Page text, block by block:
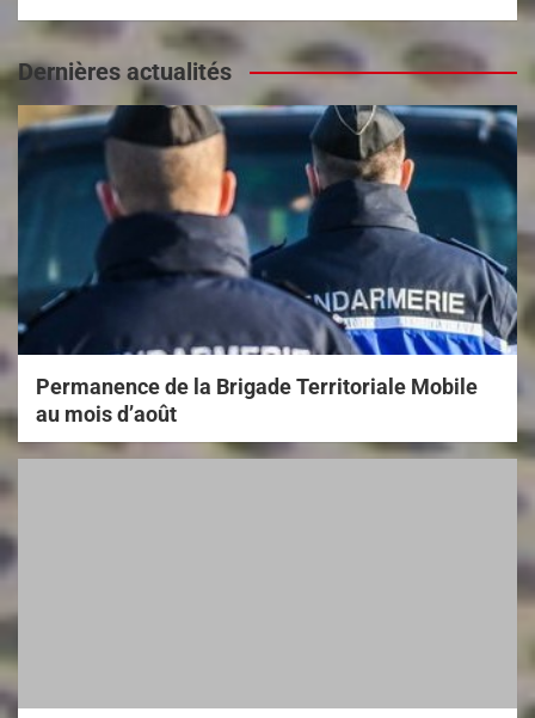
Dernières actualités
Permanence de la Brigade Territoriale Mobile
au mois d’août